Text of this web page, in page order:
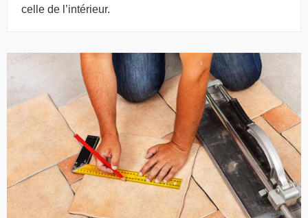
celle de l’intérieur.